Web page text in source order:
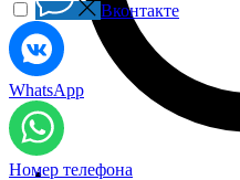
Вконтакте
WhatsApp
Номер телефона